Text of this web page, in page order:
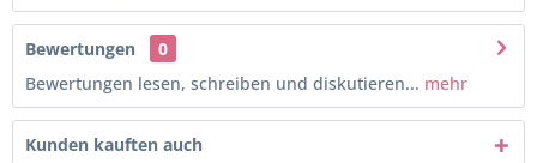
Bewertungen
0
Bewertungen lesen, schreiben und diskutieren... mehr
Kunden kauften auch